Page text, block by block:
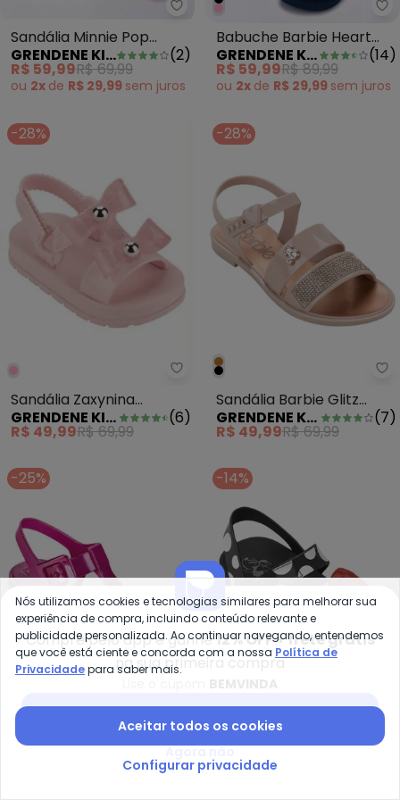
Grendene Kids - Sandália
Sandália Minnie Pop
Model Rosa
GRENDENE KIDS (2)
R$ 59,99R$ 69,99
ou 2x de R$ 29,99 sem juros
Babuche Barbie Heart
Azul
GRENDENE KIDS (14)
R$ 59,99R$ 89,99
ou 2x de R$ 29,99 sem juros
-28%
Grendene Kids - Sandália
Sandália Zaxynina
Lacinhos RoseGRENDENE KIDS (6)
R$ 49,99R$ 69,99
-28%
Sandália Barbie Glitz
Bronze
GRENDENE KIDS (7)
R$ 49,99R$ 69,99
-25%
Grendene Kids - Sandália
Sandália Barbie Duo Plus
GRENDENE KIDS
R$ 79,99
-14%
Sandália Minnie Pop
Preto
R$ 59,99
Compre pelo app e ganhe12% OFF + frete grátis
na sua primeira compra
Nós utilizamos cookies e tecnologias similares para melhorar sua
experiência de compra, incluindo conteúdo relevante e
publicidade personalizada. Ao continuar navegando, entendemos
que você está ciente e concorda com a nossa Política de
Privacidadepara saber mais.
Aceitar todos os cookies
Configurar privacidade